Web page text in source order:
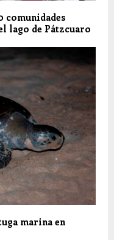
comunidades
lago de Pátzcuaro
marina en